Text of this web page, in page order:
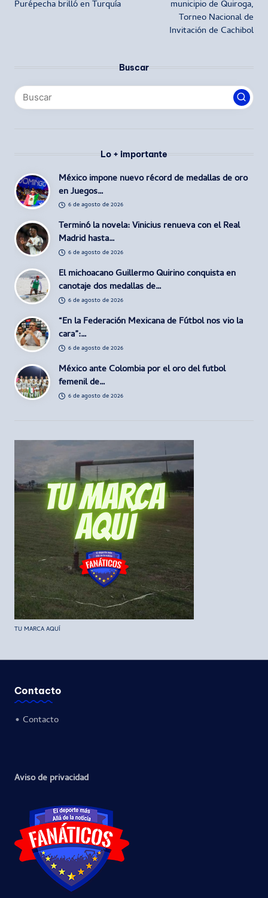
Purépecha brilló en Turquía
municipio de Quiroga,
Torneo Nacional de
Invitación de Cachibol
Buscar
Lo + importante
México impone nuevo récord de medallas de oro
en Juegos…
6 de agosto de 2026
Terminó la novela: Vinicius renueva con el Real
Madrid hasta…
6 de agosto de 2026
El michoacano Guillermo Quirino conquista en
canotaje dos medallas de…
6 de agosto de 2026
“En la Federación Mexicana de Fútbol nos vio la
cara”:…
6 de agosto de 2026
México ante Colombia por el oro del futbol
femenil de…
6 de agosto de 2026
TU MARCA AQUÍ
Contacto
• Contacto
Aviso de privacidad